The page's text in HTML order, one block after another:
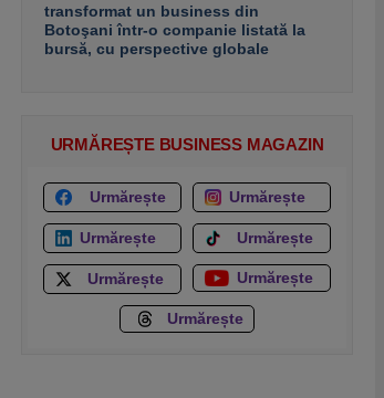
transformat un business din
Botoşani într-o companie listată la
bursă, cu perspective globale
URMĂREȘTE BUSINESS MAGAZIN
Urmărește Urmărește
Urmărește Urmărește
Urmărește Urmărește
Urmărește